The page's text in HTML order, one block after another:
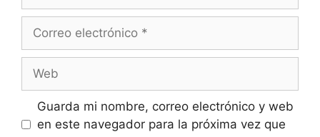
Guarda mi nombre, correo electrónico y web
en este navegador para la próxima vez que